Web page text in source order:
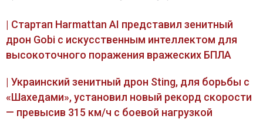
| Стартап Harmattan AI представил зенитный
дрон Gobi с искусственным интеллектом для
высокоточного поражения вражеских БПЛА
| Украинский зенитный дрон Sting, для борьбы с
«Шахедами», установил новый рекорд скорости
— превысив 315 км/ч с боевой нагрузкой